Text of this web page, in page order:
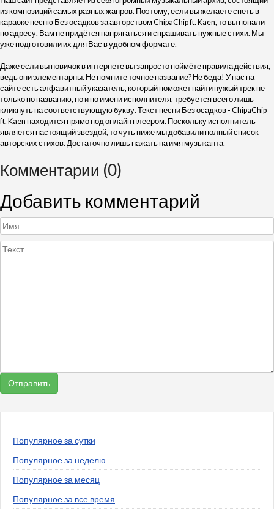
из композиций самых разных жанров. Поэтому, если вы желаете спеть в
караоке песню Без осадков за авторством ChipaChip ft. Kaen, то вы попали
по адресу. Вам не придётся напрягаться и спрашивать нужные стихи. Мы
уже подготовили их для Вас в удобном формате.
Даже если вы новичок в интернете вы запросто поймёте правила действия,
ведь они элементарны. Не помните точное название? Не беда! У нас на
сайте есть алфавитный указатель, который поможет найти нужый трек не
только по названию, но и по имени исполнителя, требуется всего лишь
кликнуть на соответствующую букву. Текст песни Без осадков - ChipaChip
ft. Kaen находится прямо под онлайн плеером. Поскольку исполнитель
является настоящий звездой, то чуть ниже мы добавили полный список
авторских стихов. Достаточно лишь нажать на имя музыканта.
Комментарии (0)
Добавить комментарий
Популярное за сутки
Популярное за неделю
Популярное за месяц
Популярное за все время